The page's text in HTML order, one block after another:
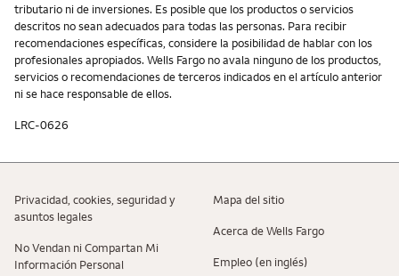
tributario ni de inversiones. Es posible que los productos o servicios
descritos no sean adecuados para todas las personas. Para recibir
recomendaciones específicas, considere la posibilidad de hablar con los
profesionales apropiados. Wells Fargo no avala ninguno de los productos,
servicios o recomendaciones de terceros indicados en el artículo anterior
ni se hace responsable de ellos.
LRC-0626
Privacidad, cookies, seguridad y
asuntos legales
No Vendan ni Compartan Mi
Información Personal
Mapa del sitio
Acerca de Wells Fargo
Empleo (en inglés)